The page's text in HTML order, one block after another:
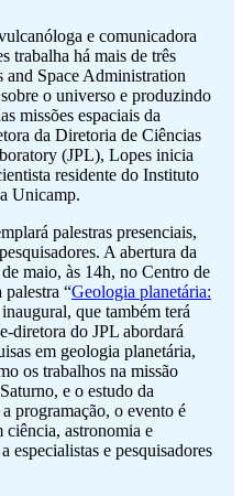
e comunicadora
trabalha há mais de três
and Space Administration
o universo e produzindo
missões espaciais da
da Diretoria de Ciências
(JPL), Lopes inicia
residente do Instituto
Unicamp.
palestras presenciais,
A abertura da
maio, às 14h, no Centro de
“Geologia planetária:
que também terá
diretora do JPL abordará
em geologia planetária,
os trabalhos na missão
e o estudo da
programação, o evento é
ciência, astronomia e
especialistas e pesquisadores